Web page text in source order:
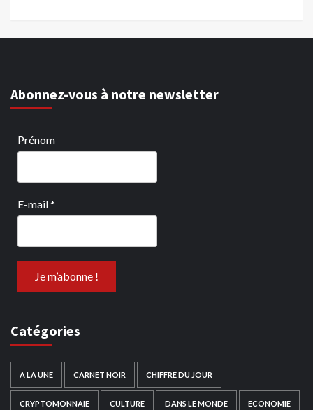
Abonnez-vous à notre newsletter
Prénom
E-mail*
Catégories
A LA UNE CARNET NOIR CHIFFRE DU JOUR
CRYPTOMONNAIE CULTURE DANS LE MONDE ECONOMIE